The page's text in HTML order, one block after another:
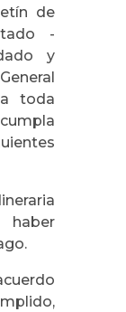
de
-
y
toda
haber